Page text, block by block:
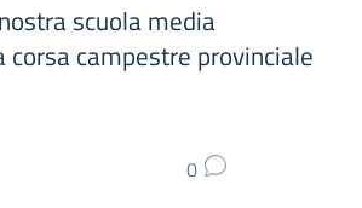
scuola media
corsa campestre provinciale
0